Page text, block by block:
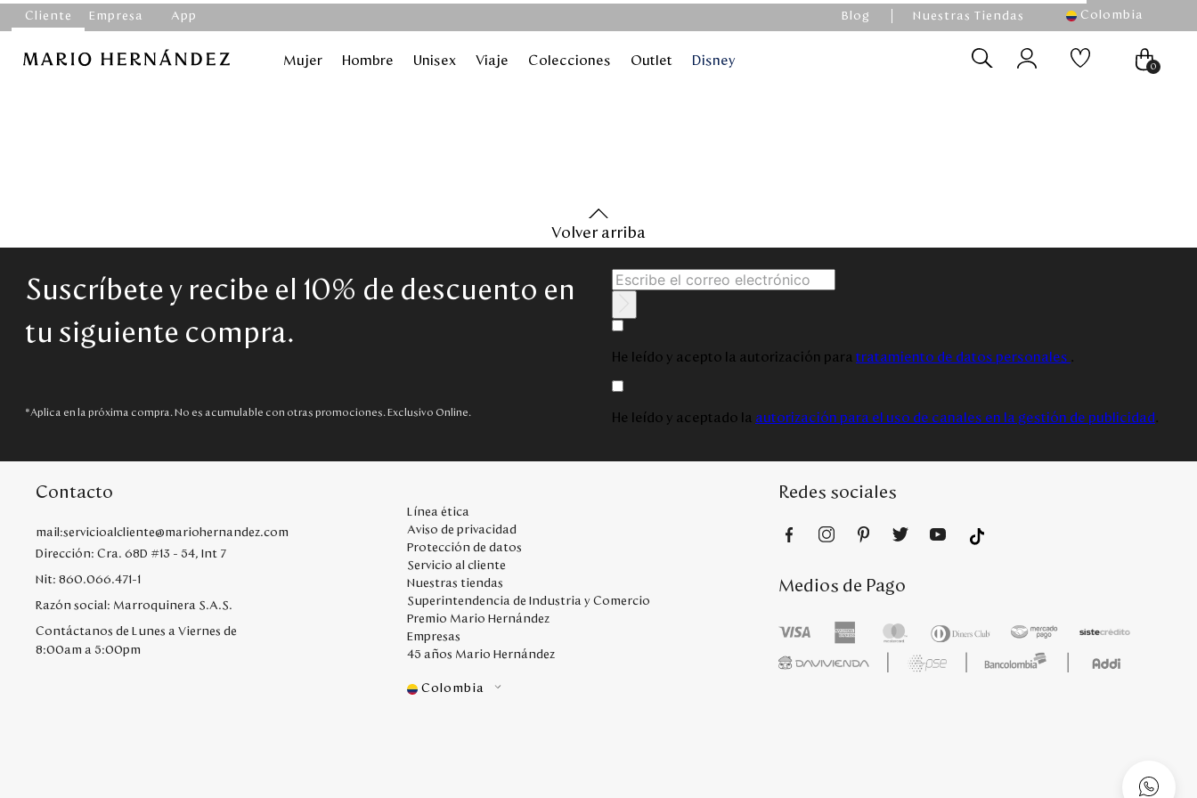
Cliente Empresa App Blog Nuestras Tiendas Colombia
Mujer Hombre Unisex Viaje Colecciones Outlet Disney 0
Volver arriba
Suscríbete y recibe el 10% de descuento en
tu siguiente compra.
*Aplica en la próxima compra. No es acumulable con otras promociones. Exclusivo Online.
He leído y acepto la autorización para tratamiento de datos personales .
He leído y aceptado la autorización para el uso de canales en la gestión de publicidad .
Contacto
mail:servicioalcliente@mariohernandez.com
Dirección: Cra. 68D #13 - 54, Int 7
Nit: 860.066.471-1
Razón social: Marroquinera S.A.S.
Contáctanos de Lunes a Viernes de
8:00am a 5:00pm
Línea ética
Aviso de privacidad
Protección de datos
Servicio al cliente
Nuestras tiendas
Superintendencia de Industria y Comercio
Premio Mario Hernández
Empresas
45 años Mario Hernández
Colombia
Redes sociales
Medios de Pago